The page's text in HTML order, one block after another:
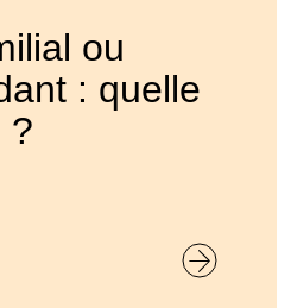
ou
: quelle
?